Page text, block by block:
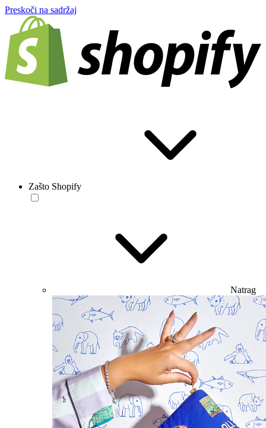
Preskoči na sadržaj
Zašto Shopify
Natrag